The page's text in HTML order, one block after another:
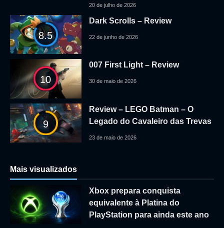
20 de julho de 2026
8.5
Dark Scrolls – Review
22 de junho de 2026
10
007 First Light – Review
30 de maio de 2026
9
Review – LEGO Batman – O
Legado do Cavaleiro das Trevas
23 de maio de 2026
Mais visualizados
Xbox prepara conquista
equivalente à Platina do
PlayStation para ainda este ano